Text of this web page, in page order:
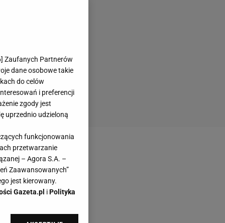
] Zaufanych Partnerów
dane osobowe takie
do celów
i preferencji
zgody jest
uprzednio udzieloną
funkcjonowania
przetwarzanie
– Agora S.A. –
Zaawansowanych”
jest kierowany.
Gazeta.pl iPolityka